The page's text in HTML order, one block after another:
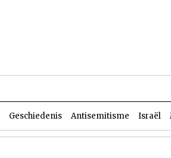
Geschiedenis Antisemitisme Israël